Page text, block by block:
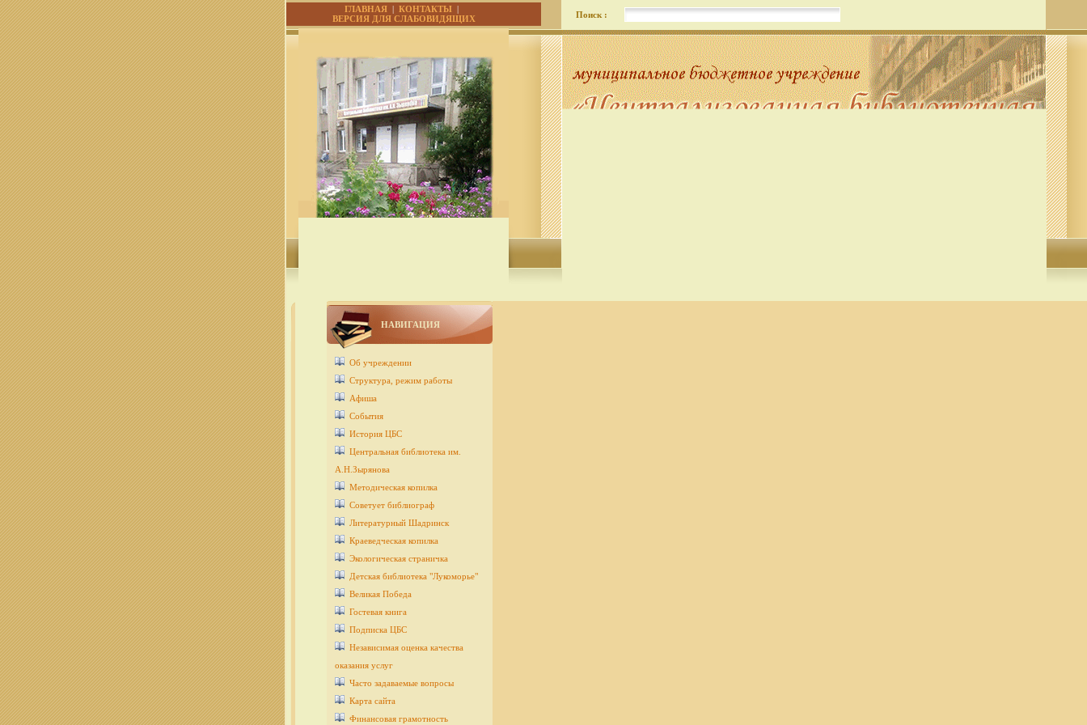
ГЛАВНАЯ| КОНТАКТЫ |
ВЕРСИЯ ДЛЯ СЛАБОВИДЯЩИХ
Поиск :
НАВИГАЦИЯ
Об учреждении
Структура, режим работы
Афиша
События
История ЦБС
Центральная библиотека им.
А.Н.Зырянова
Методическая копилка
Советует библиограф
Литературный Шадринск
Краеведческая копилка
Экологическая страничка
Детcкая библиотека "Лукоморье"
Великая Победа
Гостевая книга
Подписка ЦБС
Независимая оценка качества
оказания услуг
Часто задаваемые вопросы
Карта сайта
Финансовая грамотность